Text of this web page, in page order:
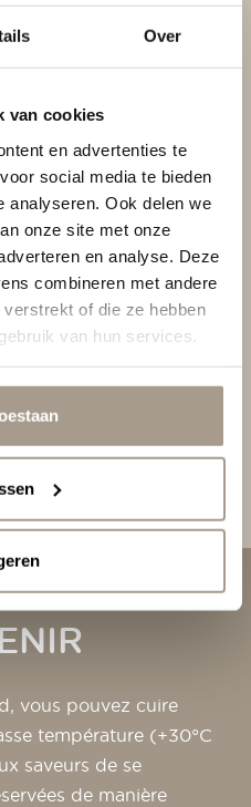
Over
van cookies
en advertenties te
social media te bieden
analyseren. Ook delen we
onze site met onze
en analyse. Deze
combineren met andere
of die ze hebben
van hun services.
de nous
à des fonctionnalités
configurer à distance,
et de télécharger vos
en acier
placer une image
vos souhaits. Le
une température
tandis que le système
réservoir d'eau ajoute
de maintien.
vous pouvez
d'humidité. De
vous pouvez cuire
température (+30°C
saveurs de se
de manière